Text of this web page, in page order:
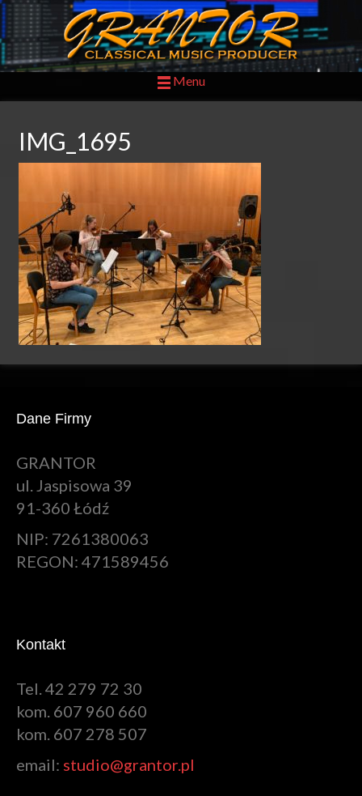
Menu
IMG_1695
Dane Firmy
GRANTOR
ul. Jaspisowa 39
91-360 Łódź
NIP: 7261380063
REGON: 471589456
Kontakt
Tel. 42 279 72 30
kom. 607 960 660
kom. 607 278 507
email: studio@grantor.pl